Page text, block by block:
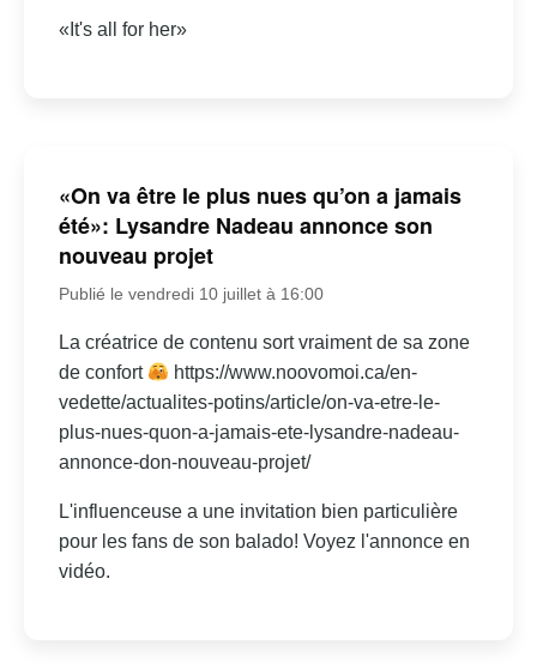
«It's all for her»
«On va être le plus nues qu’on a jamais
été»: Lysandre Nadeau annonce son
nouveau projet
Publié le vendredi 10 juillet à 16:00
La créatrice de contenu sort vraiment de sa zone
de confort
https://www.noovomoi.ca/en-
vedette/actualites-potins/article/on-va-etre-le-
plus-nues-quon-a-jamais-ete-lysandre-nadeau-
annonce-don-nouveau-projet/
L'influenceuse a une invitation bien particulière
pour les fans de son balado! Voyez l'annonce en
vidéo.